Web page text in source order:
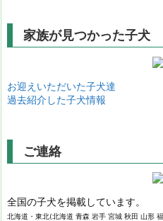
家族が見つかった子犬
お迎えいただいた子犬達
過去紹介した子犬情報
ご連絡
全国の子犬を掲載しています。
北海道・東北(北海道 青森 岩手 宮城 秋田 山形